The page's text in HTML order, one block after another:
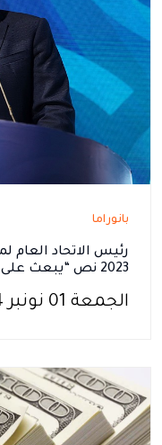
بانوراما
رئيس الاتحاد العام
2023 نص “يبعث على الإطمئنان”
الجمعة 01 نونبر 2024